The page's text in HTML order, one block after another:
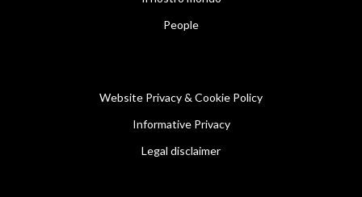
People
Website Privacy & Cookie Policy
Informative Privacy
Legal disclaimer